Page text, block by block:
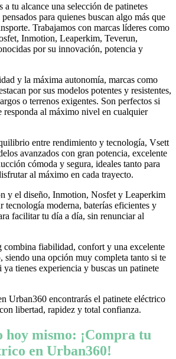
tu alcance una selección de patinetes
para quienes buscan algo más que
Trabajamos con marcas líderes como
Inmotion, Leaperkim, Teverun,
por su innovación, potencia y
y la máxima autonomía, marcas como
por sus modelos potentes y resistentes,
o terrenos exigentes. Son perfectos si
responda al máximo nivel en cualquier
entre rendimiento y tecnología, Vsett
avanzados con gran potencia, excelente
cómoda y segura, ideales tanto para
al máximo en cada trayecto.
y el diseño, Inmotion, Nosfet y Leaperkim
tecnología moderna, baterías eficientes y
facilitar tu día a día, sin renunciar al
combina fiabilidad, confort y una excelente
siendo una opción muy completa tanto si te
tienes experiencia y buscas un patinete
Urban360 encontrarás el patinete eléctrico
libertad, rapidez y total confianza.
hoy mismo: ¡Compra tu
en Urban360!